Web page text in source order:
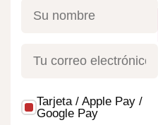
Tarjeta / Apple Pay /
Google Pay